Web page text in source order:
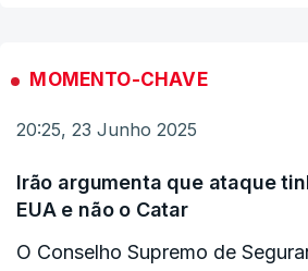
MOMENTO-CHAVE
20:25, 23 Junho 2025
Irão argumenta que ataque
EUA e não o Catar
O Conselho Supremo de